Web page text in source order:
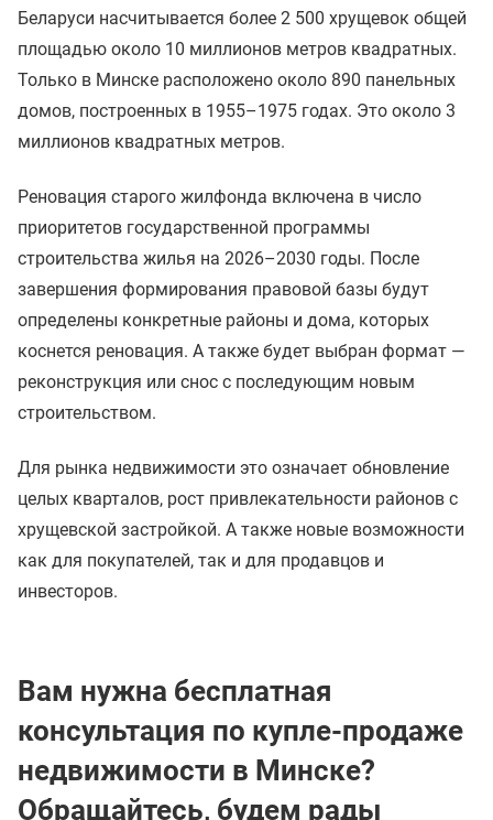
Беларуси насчитывается более 2 500 хрущевок общей
площадью около 10 миллионов метров квадратных.
Только в Минске расположено около 890 панельных
домов, построенных в 1955–1975 годах. Это около 3
миллионов квадратных метров.
Реновация старого жилфонда включена в число
приоритетов государственной программы
строительства жилья на 2026–2030 годы. После
завершения формирования правовой базы будут
определены конкретные районы и дома, которых
коснется реновация. А также будет выбран формат —
реконструкция или снос с последующим новым
строительством.
Для рынка недвижимости это означает обновление
целых кварталов, рост привлекательности районов с
хрущевской застройкой. А также новые возможности
как для покупателей, так и для продавцов и
инвесторов.
Вам нужна бесплатная
консультация по купле-продаже
недвижимости в Минске?
Обращайтесь, будем рады